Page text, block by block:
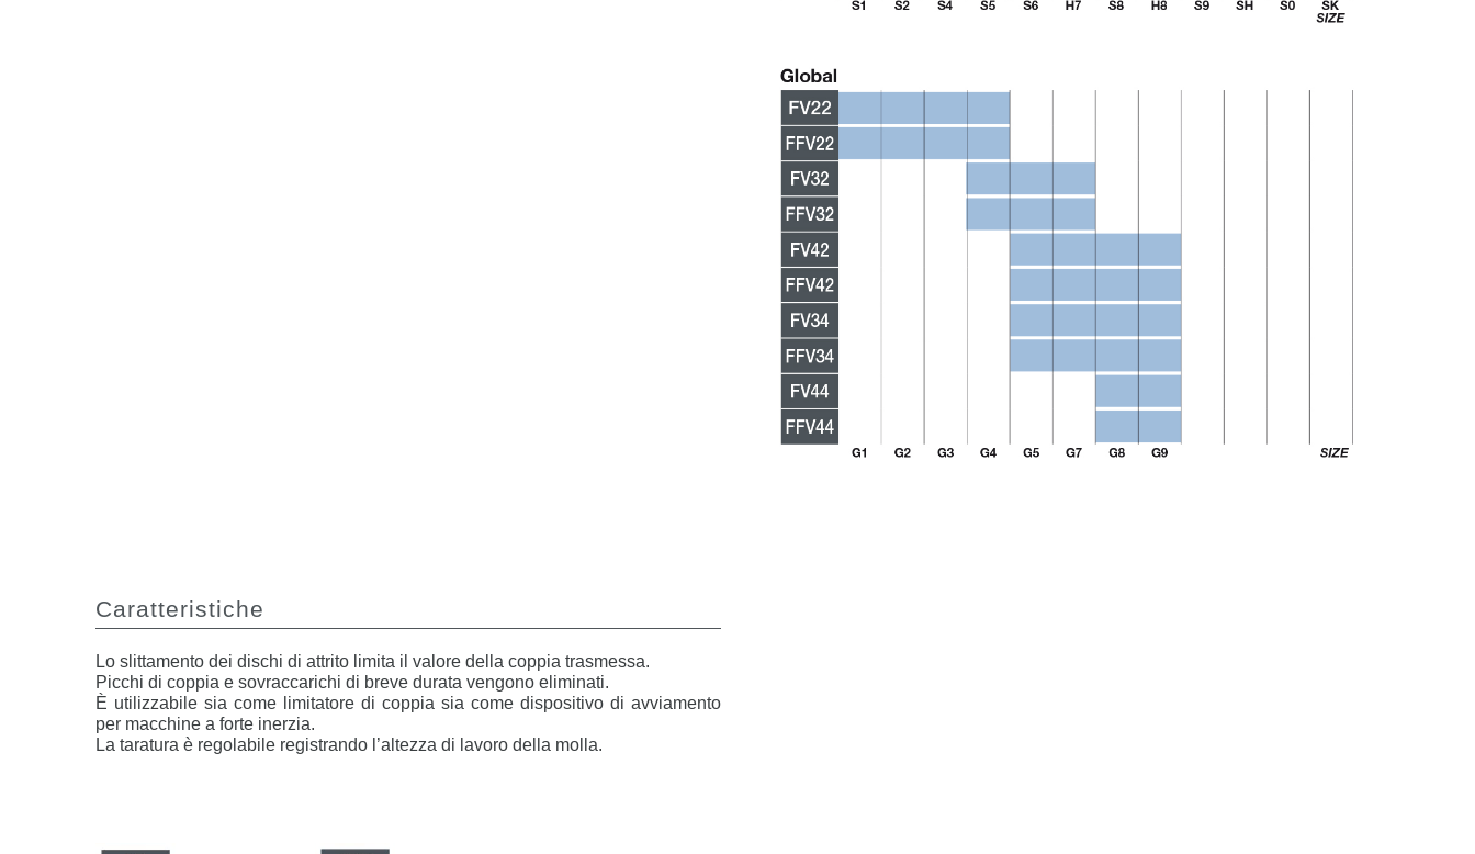
Caratteristiche
Lo slittamento dei dischi di attrito limita il valore della coppia trasmessa.
Picchi di coppia e sovraccarichi di breve durata vengono eliminati.
È utilizzabile sia come limitatore di coppia sia come dispositivo di avviamento
per macchine a forte inerzia.
La taratura è regolabile registrando l’altezza di lavoro della molla.